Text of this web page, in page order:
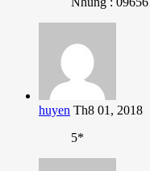
huyen Th8 01, 2018
5*